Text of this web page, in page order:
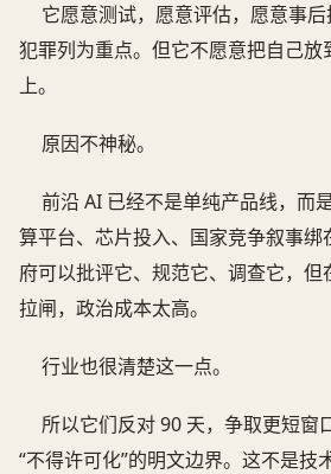
它愿意测试，愿意评估，愿意事
犯罪列为重点。但它不愿意把自己放
上。
原因不神秘。
前沿 AI 已经不是单纯产品线，而
算平台、芯片投入、国家竞争叙事
府可以批评它、规范它、调查它，
拉闸，政治成本太高。
行业也很清楚这一点。
所以它们反对 90 天，争取更短窗
“不得许可化”的明文边界。这不是技